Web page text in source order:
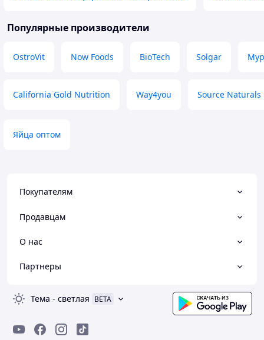
Популярные производители
OstroVit Now Foods BioTech Solgar
California Gold Nutrition Way4you Source Naturals
Яйца оптом
Покупателям
Продавцам
О нас
Партнеры
Тема - светлая BETA